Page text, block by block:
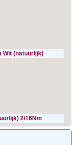
Wit (natuurlijk)
2/16Nm